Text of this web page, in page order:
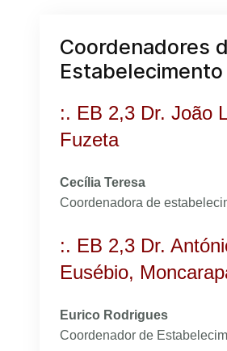
Coordenadores
Estabelecimento
:. EB 2,3 Dr. João
Fuzeta
Cecília Teresa
Coordenadora de
:. EB 2,3 Dr.
Eusébio,
Eurico Rodrigues
Coordenador de